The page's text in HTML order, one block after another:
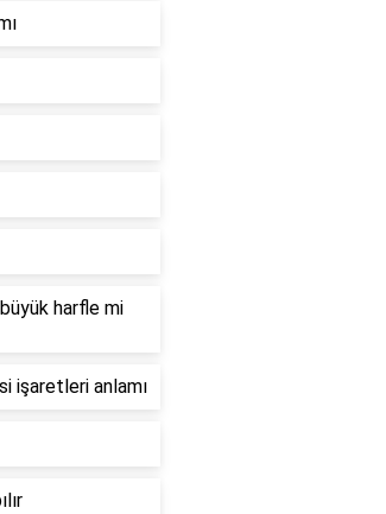
harfle mi
işaretleri anlamı